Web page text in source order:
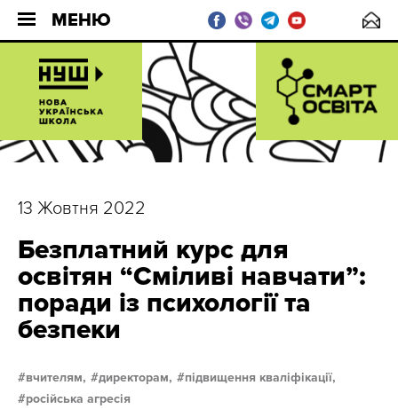
МЕНЮ
13 Жовтня 2022
Безплатний курс для
освітян “Сміливі навчати”:
поради із психології та
безпеки
вчителям, директорам,
підвищення кваліфікації,
російська агресія